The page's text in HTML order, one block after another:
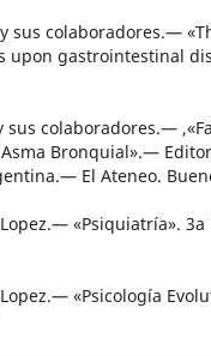
sus colaboradores.—
upon gastrointestinal
sus colaboradores.—
Bronquial».—
El Ateneo.
«Psiquiatría».
«Psicología